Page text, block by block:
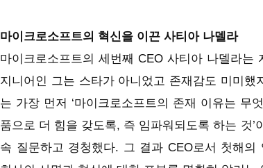
마이크로소프트의 혁신을 이끈 사티아 나델라
마이크로소프트의 세번째 CEO 사티아 나델라
지니어인 그는 스타가 아니었고 존재감도 미미
는 가장 먼저 ‘마이크로소프트의 존재 이유는 무
품으로 더 힘을 갖도록, 즉 임파워되도록 하는 것
속 질문하고 경청했다. 그 결과 CEO로서 첫해